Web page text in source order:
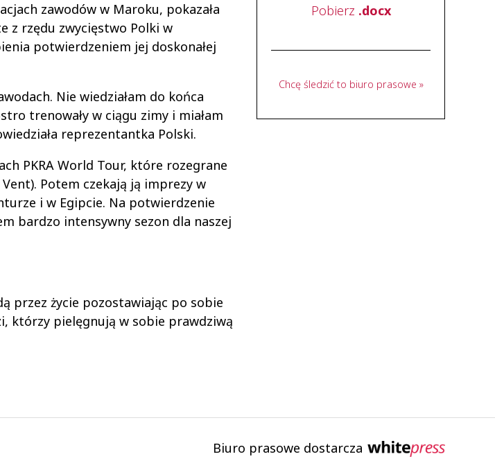
zawodów w Maroku, pokazała
z rzędu zwycięstwo Polki w
potwierdzeniem jej doskonałej
Nie wiedziałam do końca
trenowały w ciągu zimy i miałam
reprezentantka Polski.
PKRA World Tour, które rozegrane
Potem czekają ją imprezy w
i w Egipcie. Na potwierdzenie
bardzo intensywny sezon dla naszej
przez życie pozostawiając po sobie
którzy pielęgnują w sobie prawdziwą
Pobierz .docx
Chcę śledzić to biuro prasowe »
Biuro prasowe dostarcza